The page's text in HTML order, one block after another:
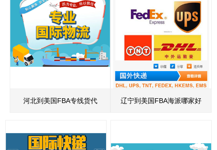
辽宁到美国FBA海派哪家好
河北到美国FBA专线货代